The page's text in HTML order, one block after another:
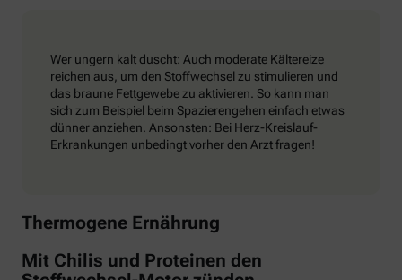
Wer ungern kalt duscht: Auch moderate Kältereize
reichen aus, um den Stoffwechsel zu stimulieren und
das braune Fettgewebe zu aktivieren. So kann man
sich zum Beispiel beim Spazierengehen einfach etwas
dünner anziehen. Ansonsten: Bei Herz-Kreislauf-
Erkrankungen unbedingt vorher den Arzt fragen!
Thermogene Ernährung
Mit Chilis und Proteinen den